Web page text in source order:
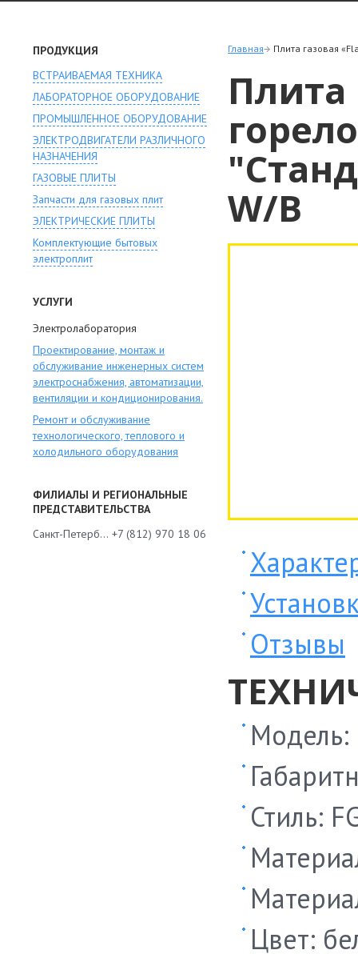
ПРОДУКЦИЯ
ВСТРАИВАЕМАЯ ТЕХНИКА
ЛАБОРАТОРНОЕ ОБОРУДОВАНИЕ
ПРОМЫШЛЕННОЕ ОБОРУДОВАНИЕ
ЭЛЕКТРОДВИГАТЕЛИ РАЗЛИЧНОГО
НАЗНАЧЕНИЯ
ГАЗОВЫЕ ПЛИТЫ
Запчасти для газовых плит
ЭЛЕКТРИЧЕСКИЕ ПЛИТЫ
Комплектующие бытовых
электроплит
УСЛУГИ
Электролаборатория
Проектирование, монтаж и
обслуживание инженерных систем
электроснабжения, автоматизации,
вентиляции и кондиционирования.
Ремонт и обслуживание
технологического, теплового и
холодильного оборудования
ФИЛИАЛЫ И РЕГИОНАЛЬНЫЕ
ПРЕДСТАВИТЕЛЬСТВА
Санкт-Петербург +7 (812) 970 18 06
Главная Плита газовая
Плита
W/B
Отзывы
Модель:
Стиль:
Цвет: